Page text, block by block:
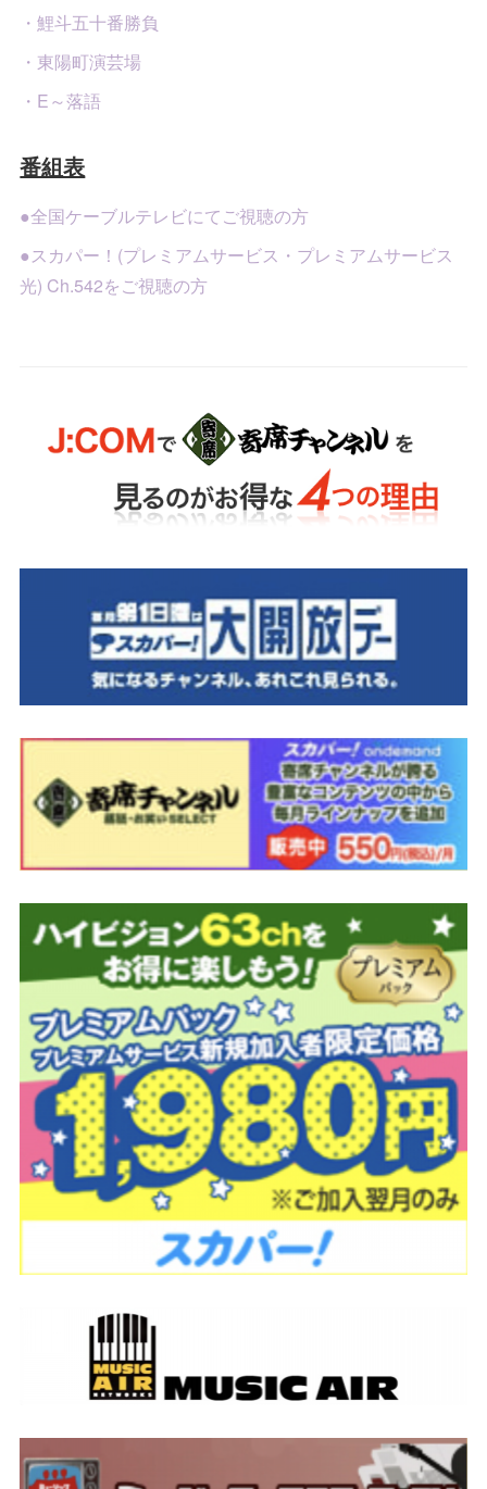
・鯉斗五十番勝負
・東陽町演芸場
・E～落語
番組表
●全国ケーブルテレビにてご視聴の方
●スカパー！(プレミアムサービス・プレミアムサービス
光) Ch.542をご視聴の方